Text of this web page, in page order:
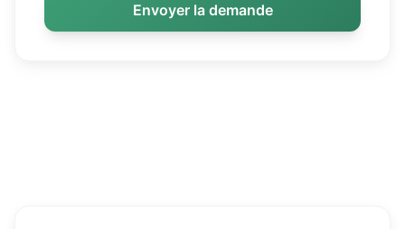
Envoyer la demande